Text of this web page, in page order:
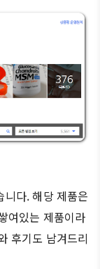
다. 해당 제품은
여있는 제품이라
후기도 남겨드리